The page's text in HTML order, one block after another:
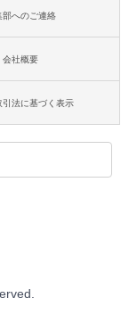
部へのご連絡
会社概要
引法に基づく表示